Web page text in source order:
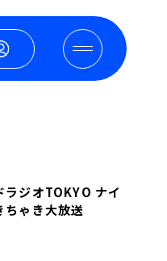
ラジオTOKYO ナイ
ちゃき大放送